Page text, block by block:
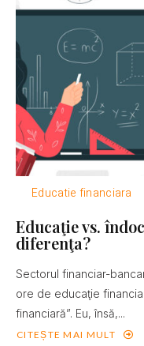
Educatie financiara
Educaţie vs.
diferenţa?
Sectorul financiar-
ore de educaţie
financiară”. Eu, însă,...
CITEȘTE MAI MULT